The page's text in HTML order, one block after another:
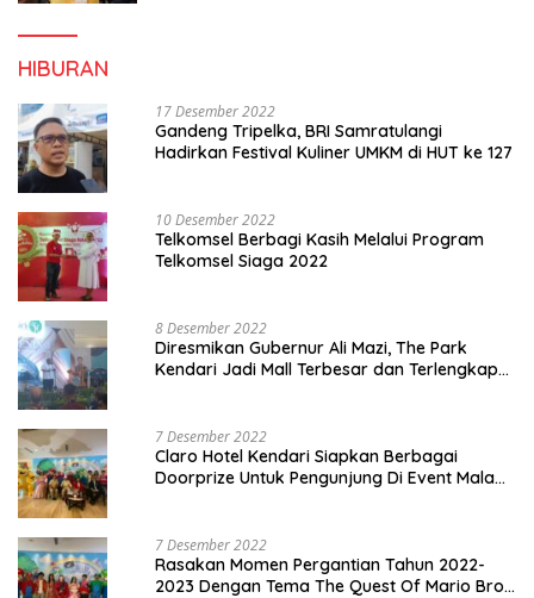
HIBURAN
17 Desember 2022
Gandeng Tripelka, BRI Samratulangi
Hadirkan Festival Kuliner UMKM di HUT ke 127
10 Desember 2022
Telkomsel Berbagi Kasih Melalui Program
Telkomsel Siaga 2022
8 Desember 2022
Diresmikan Gubernur Ali Mazi, The Park
Kendari Jadi Mall Terbesar dan Terlengkap
7 Desember 2022
Claro Hotel Kendari Siapkan Berbagai
Doorprize Untuk Pengunjung Di Event Malam
7 Desember 2022
Rasakan Momen Pergantian Tahun 2022-
2023 Dengan Tema The Quest Of Mario Bros